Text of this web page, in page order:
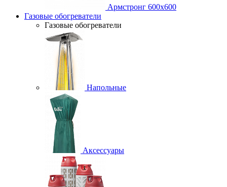
Армстронг 600х600
Газовые обогреватели
Газовые обогреватели
Напольные
Аксессуары